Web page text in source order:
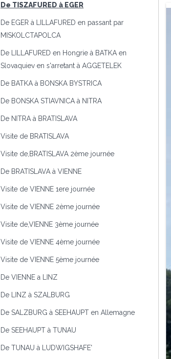
De TISZAFURED à EGER
De EGER à LILLAFURED en passant par
MISKOLCTAPOLCA
De LILLAFURED en Hongrie à BATKA en
Slovaquiev en s'arretant à AGGETELEK
De BATKA à BONSKA BYSTRICA
De BONSKA STIAVNICA à NITRA
De NITRA à BRATISLAVA
Visite de BRATISLAVA
Visite de,BRATISLAVA 2ème journée
De BRATISLAVA à VIENNE
Visite de VIENNE 1ere journée
Visite de VIENNE 2ème journée
Visite de,VIENNE 3ème journée
Visite de VIENNE 4ème journée
Visite de VIENNE 5ème journée
De VIENNE a LINZ
De LINZ à SZALBURG
De SALZBURG à SEEHAUPT en Allemagne
De SEEHAUPT à TUNAU
De TUNAU à LUDWIGSHAFE'